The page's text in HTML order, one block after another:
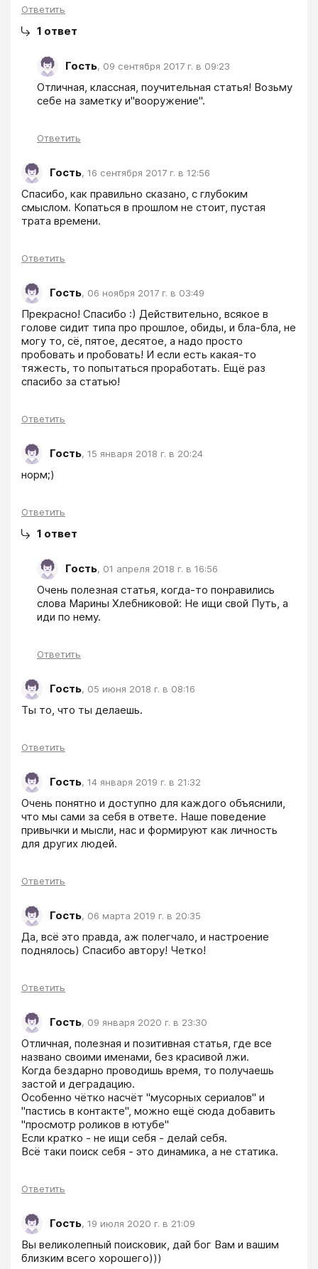
Ответить
1 ответ
Гость, 09 сентября 2017 г. в 09:23
Отличная, классная, поучительная статья! Возьму
себе на заметку и"вооружение".
Ответить
Гость, 16 сентября 2017 г. в 12:56
Спасибо, как правильно сказано, с глубоким
смыслом. Копаться в прошлом не стоит, пустая
трата времени.
Ответить
Гость, 06 ноября 2017 г. в 03:49
Прекрасно! Спасибо :) Действительно, всякое в
голове сидит типа про прошлое, обиды, и бла-бла, не
могу то, сё, пятое, десятое, а надо просто
пробовать и пробовать! И если есть какая-то
тяжесть, то попытаться проработать. Ещё раз
спасибо за статью!
Ответить
Гость, 15 января 2018 г. в 20:24
норм;)
Ответить
1 ответ
Гость, 01 апреля 2018 г. в 16:56
Очень полезная статья, когда-то понравились
слова Марины Хлебниковой: Не ищи свой Путь, а
иди по нему.
Ответить
Гость, 05 июня 2018 г. в 08:16
Ты то, что ты делаешь.
Ответить
Гость, 14 января 2019 г. в 21:32
Очень понятно и доступно для каждого объяснили,
что мы сами за себя в ответе. Наше поведение
привычки и мысли, нас и формируют как личность
для других людей.
Ответить
Гость, 06 марта 2019 г. в 20:35
Да, всё это правда, аж полегчало, и настроение
поднялось) Спасибо автору! Четко!
Ответить
Гость, 09 января 2020 г. в 23:30
Отличная, полезная и позитивная статья, где все
названо своими именами, без красивой лжи.
Когда бездарно проводишь время, то получаешь
застой и деградацию.
Особенно чётко насчёт "мусорных сериалов" и
"пастись в контакте", можно ещё сюда добавить
"просмотр роликов в ютубе"
Если кратко - не ищи себя - делай себя.
Всё таки поиск себя - это динамика, а не статика.
Ответить
Гость, 19 июля 2020 г. в 21:09
Вы великолепный поисковик, дай бог Вам и вашим
близким всего хорошего)))